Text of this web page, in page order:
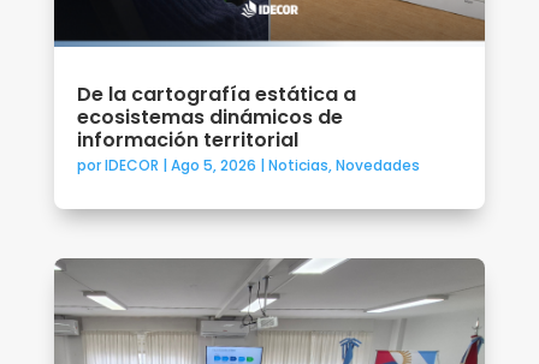
De la cartografía estática a
ecosistemas dinámicos de
información territorial
porIDECOR | Ago 5, 2026 | Noticias,Novedades